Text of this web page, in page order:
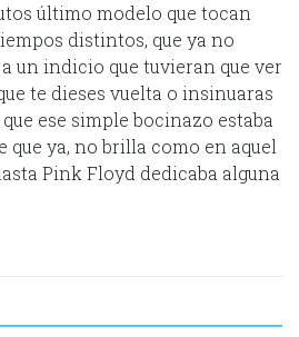
último modelo que tocan
distintos, que ya no
un indicio que tuvieran que ver
te dieses vuelta o insinuaras
ese simple bocinazo estaba
ya, no brilla como en aquel
Pink Floyd dedicaba alguna